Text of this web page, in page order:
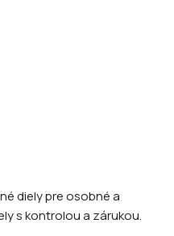
diely pre osobné a
s kontrolou a zárukou.